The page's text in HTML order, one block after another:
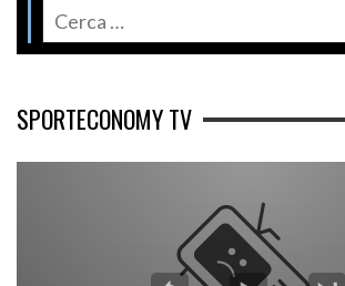
SPORTECONOMY TV